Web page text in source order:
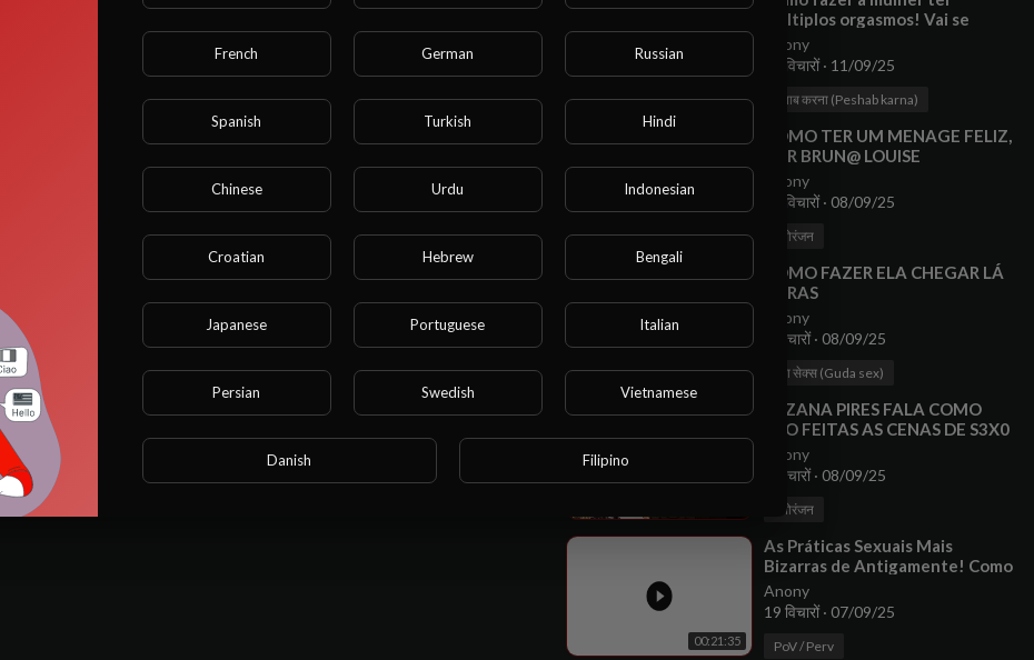
कृपया ध्यान दें कि यदि आपकी आयु 18 वर्ष से कम है, तो आप इस साइट तक नहीं पहुंच पाएंगे।
क्या आप 18 साल या उससे अधिक उम्र के हैं?
múltiplos orgasmos! Vai se
derramar por você!!
Anony
15 विचारों· 11/09/25
पेशाब करना (Peshab karna)
⁣COMO TER UM MENAGE FELIZ,
POR BRUN@ LOUISE
Anony
11 विचारों· 08/09/25
मनोरंजन
00:04:36
⁣COMO FAZER ELA CHEGAR LÁ
ATRAS
Anony
8 विचारों· 08/09/25
गुदा सेक्स (Guda sex)
⁣SUZANA PIRES FALA COMO
SÃO FEITAS AS CENAS DE S3X0
NAS NOVELAS
Anony
7 विचारों· 08/09/25
मनोरंजन
00:21:35
⁣As Práticas Sexuais Mais
Bizarras de Antigamente! Como
essa história que era feia
Anony
19 विचारों· 07/09/25
PoV / Perv
French German Russian
Spanish Turkish Hindi
Chinese Urdu Indonesian
Croatian Hebrew Bengali
Japanese Portuguese Italian
Persian Swedish Vietnamese
Danish Filipino